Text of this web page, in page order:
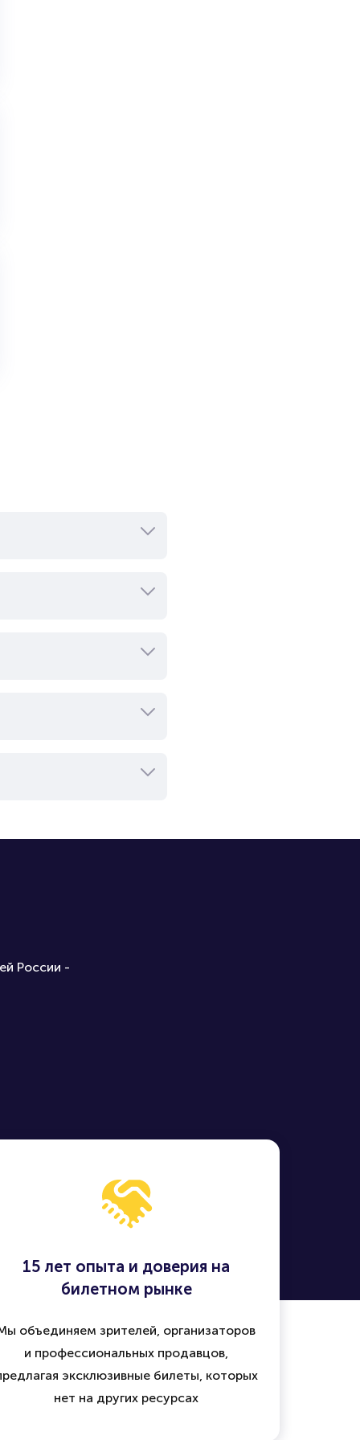
России -
15 лет опыта и доверия на
билетном рынке
объединяем зрителей, организаторов
и профессиональных продавцов,
эксклюзивные билеты, которых
нет на других ресурсах